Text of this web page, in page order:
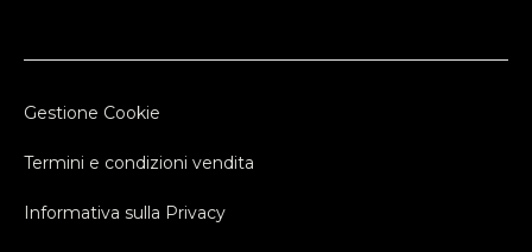
Gestione Cookie
Termini e condizioni vendita
Informativa sulla Privacy